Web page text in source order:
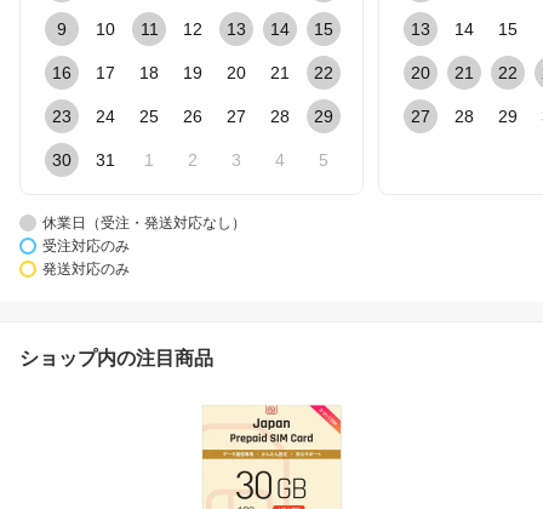
9 10 11 12 13 14 15
16 17 18 19 20 21 22
23 24 25 26 27 28 29
30 31 1 2 3 4 5
13 14 15
20 21 22
27 28 29
休業日（受注・発送対応なし）
受注対応のみ
発送対応のみ
ショップ内の注目商品